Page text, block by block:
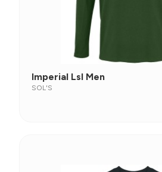
Imperial Lsl Men
SOL'S